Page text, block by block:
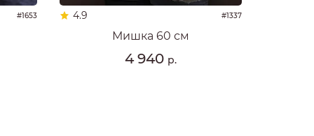
#1653 4.9 #1337
Мишка 60 см
4 940 р.